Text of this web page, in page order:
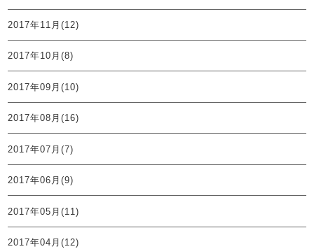
2017年11月(12)
2017年10月(8)
2017年09月(10)
2017年08月(16)
2017年07月(7)
2017年06月(9)
2017年05月(11)
2017年04月(12)